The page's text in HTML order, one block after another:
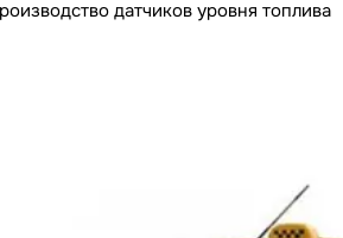
датчиков уровня топлива